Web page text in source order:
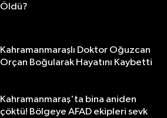
Öldü?
Kahramanmaraşlı Doktor Oğuzcan
Orçan Boğularak Hayatını Kaybetti
Kahramanmaraş'ta bina aniden
çöktü! Bölgeye AFAD ekipleri sevk